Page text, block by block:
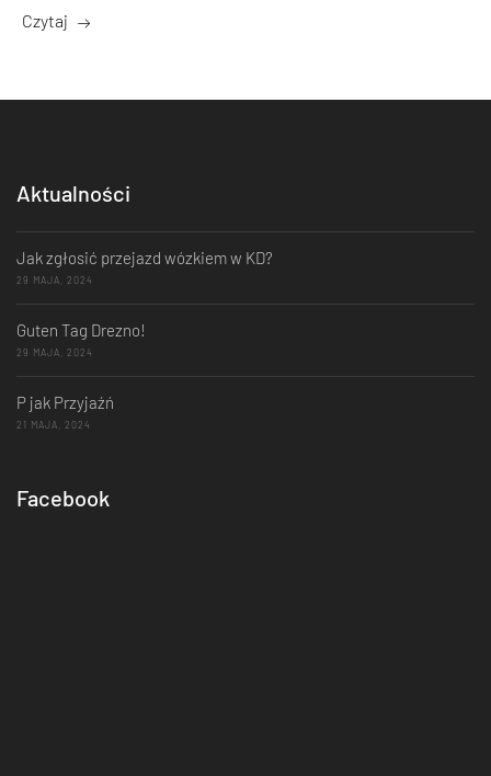
Czytaj
Aktualności
Jak zgłosić przejazd wózkiem w KD?
29 MAJA, 2024
Guten Tag Drezno!
29 MAJA, 2024
P jak Przyjaźń
21 MAJA, 2024
Facebook